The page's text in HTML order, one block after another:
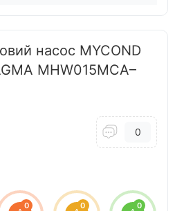
насос MYCOND
MHW015MCA–
0
0 0 0